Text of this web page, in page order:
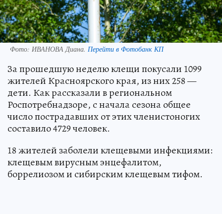
Фото: ИВАНОВА Диана. Перейти в Фотобанк КП
За прошедшую неделю клещи покусали 1099
жителей Красноярского края, из них 258 —
дети. Как рассказали в региональном
Роспотребнадзоре, с начала сезона общее
число пострадавших от этих членистоногих
составило 4729 человек.
18 жителей заболели клещевыми инфекциями:
клещевым вирусным энцефалитом,
боррелиозом и сибирским клещевым тифом.